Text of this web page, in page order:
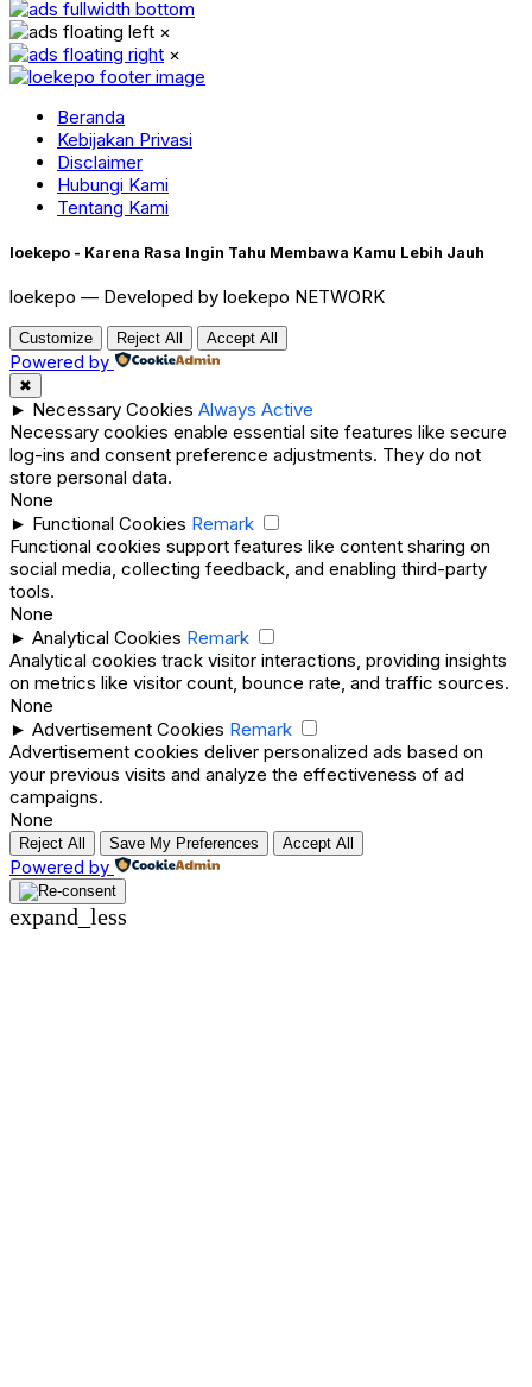
×
×
Beranda
Kebijakan Privasi
Disclaimer
Hubungi Kami
Tentang Kami
loekepo - Karena Rasa Ingin Tahu Membawa Kamu Lebih Jauh
loekepo — Developed by loekepo NETWORK
Customize Reject All Accept All
Powered by
✖
► Necessary Cookies Always Active
Necessary cookies enable essential site features like secure
log-ins and consent preference adjustments. They do not
store personal data.
None
► Functional Cookies Remark
Functional cookies support features like content sharing on
social media, collecting feedback, and enabling third-party
tools.
None
► Analytical Cookies Remark
Analytical cookies track visitor interactions, providing insights
on metrics like visitor count, bounce rate, and traffic sources.
None
► Advertisement Cookies Remark
Advertisement cookies deliver personalized ads based on
your previous visits and analyze the effectiveness of ad
campaigns.
None
Reject All Save My Preferences Accept All
Powered by
expand_less